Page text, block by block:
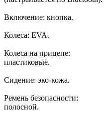
Включение: кнопка.
Колеса: EVA.
Колеса на прицепе:
пластиковые.
Сидение: эко-кожа.
Ремень безопасности:
полосной.